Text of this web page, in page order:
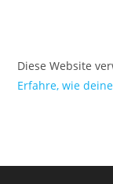
Diese Website
Erfahre, wie